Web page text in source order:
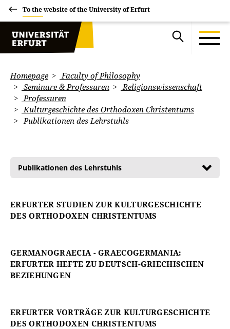
To the website of the University of Erfurt
Homepage
Faculty of Philosophy
Seminare & Professuren
Religionswissenschaft
Professuren
Kulturgeschichte des Orthodoxen Christentums
Publikationen des Lehrstuhls
Publikationen des Lehrstuhls
ERFURTER STUDIEN ZUR KULTURGESCHICHTE
DES ORTHODOXEN CHRISTENTUMS
GERMANOGRAECIA - GRAECOGERMANIA:
ERFURTER HEFTE ZU DEUTSCH-GRIECHISCHEN
BEZIEHUNGEN
ERFURTER VORTRÄGE ZUR KULTURGESCHICHTE
DES ORTHODOXEN CHRISTENTUMS